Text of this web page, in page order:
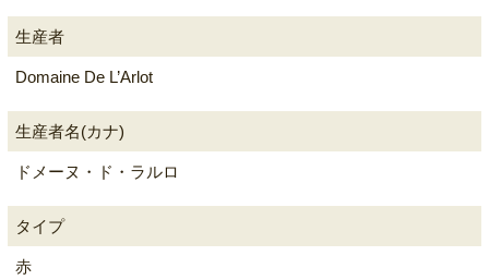
生産者
Domaine De L’Arlot
生産者名(カナ)
ドメーヌ・ド・ラルロ
タイプ
赤